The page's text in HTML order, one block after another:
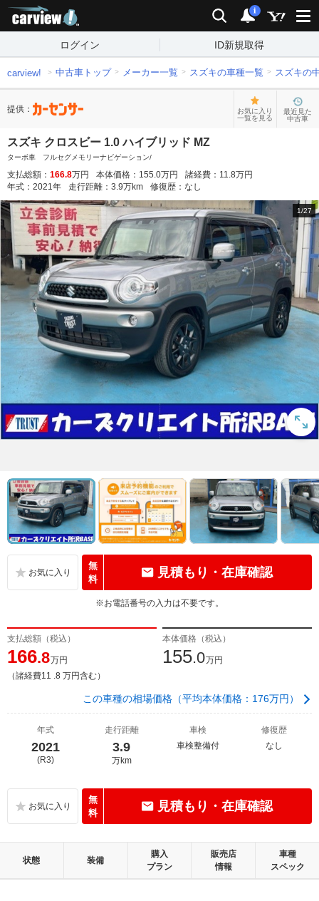
検索 通知
i
ログイン ID新規取得
carview! 中古車トップ メーカー一覧 スズキの車種一覧 スズキの
提供：
お気に入り
一覧を見る
最近見た
中古車
スズキ クロスビー 1.0 ハイブリッド MZ
ターボ車 フルセグメモリーナビゲーション/
支払総額： 166.8万円 本体価格： 155.0万円 諸経費： 11.8万円
年式： 2021年 走行距離： 3.9万km 修復歴： なし
1/27
無
料
見積もり・在庫確認
※お電話番号の入力は不要です。
支払総額（税込）
166.8万円
（諸経費11 .8 万円含む）
本体価格（税込）
155.0万円
この車種の相場価格（平均本体価格：176万円）
年式
2021
(R3)
走行距離
3.9
万km
車検
車検整備付
修復歴
なし
無
料
見積もり・在庫確認
状態 装備
購入
プラン
販売店
情報
車種
スペック